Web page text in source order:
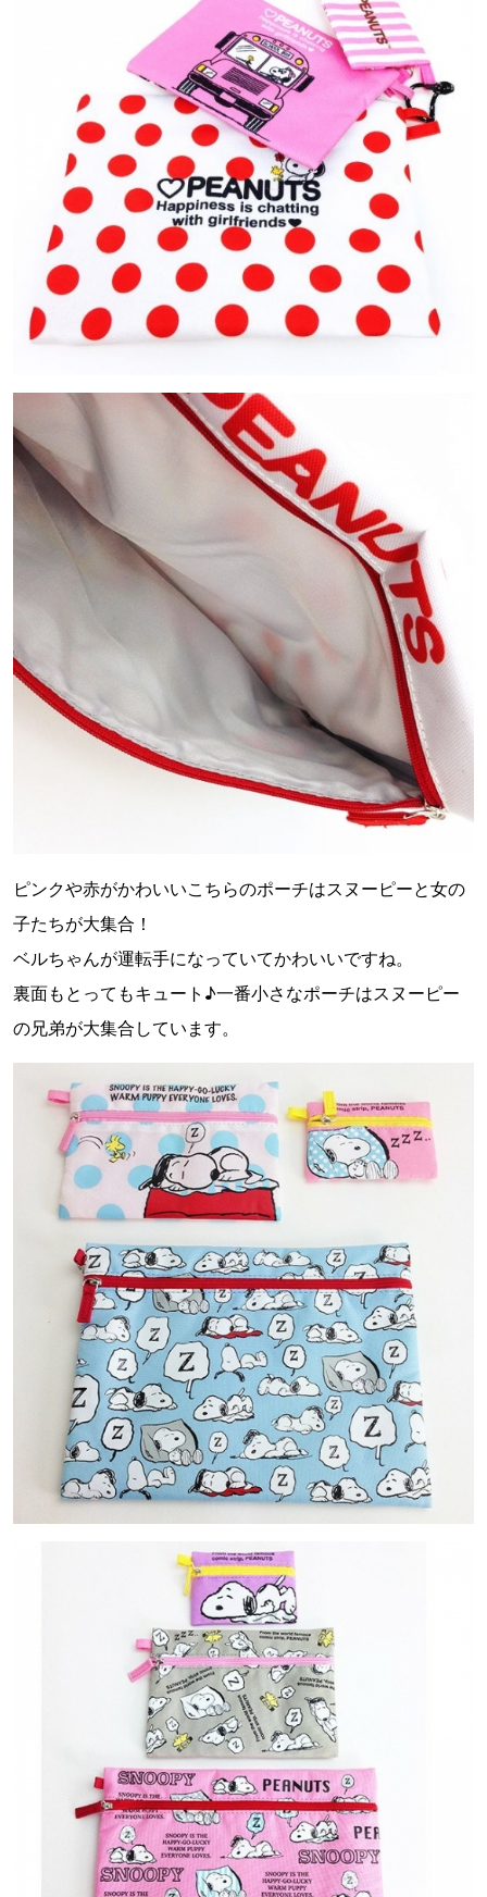
ピンクや赤がかわいいこちらのポーチはスヌーピーと女の
子たちが大集合！
ベルちゃんが運転手になっていてかわいいですね。
裏面もとってもキュート♪一番小さなポーチはスヌーピー
の兄弟が大集合しています。